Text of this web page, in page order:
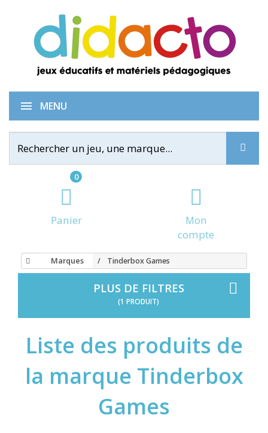
0
Panier
Mon
compte
MENU
Marques Tinderbox Games
PLUS DE FILTRES
(1 PRODUIT)
Liste des produits de
la marque Tinderbox
Games